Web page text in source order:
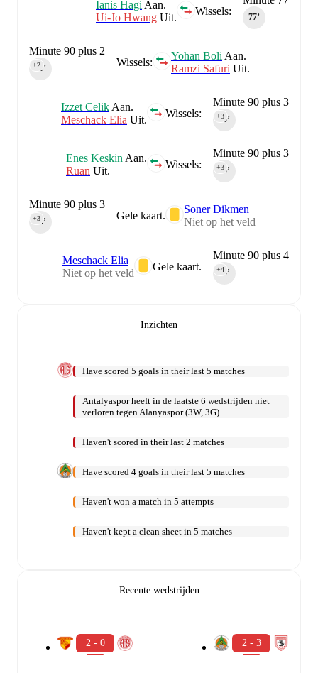
77‎’‎
Wissels:
Ianis Hagi Aan.
Ui-Jo Hwang Uit.
Wissels:
Yohan Boli Aan.
Ramzi Safuri Uit.
Minute 90 plus 2
90‎’‎
+2
Minute 90 plus 3
90‎’‎
+3
Wissels:
Izzet Celik Aan.
Meschack Elia Uit.
Minute 90 plus 3
90‎’‎
+3
Wissels:
Enes Keskin Aan.
Ruan Uit.
Gele kaart.
Soner Dikmen
Niet op het veld
Minute 90 plus 3
90‎’‎
+3
Minute 90 plus 4
90‎’‎
+4
Gele kaart.
Meschack Elia
Niet op het veld
Inzichten
Have scored 5 goals in their last 5 matches
Antalyaspor heeft in de laatste 6 wedstrijden niet
verloren tegen Alanyaspor (3W, 3G).
Haven't scored in their last 2 matches
Have scored 4 goals in their last 5 matches
Haven't won a match in 5 attempts
Haven't kept a clean sheet in 5 matches
Recente wedstrijden
2 - 0 2 - 3